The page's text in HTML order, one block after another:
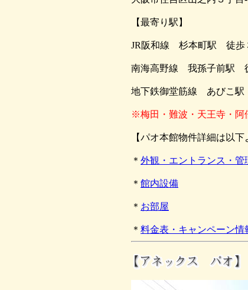
【最寄り駅】
JR阪和線 杉本町駅 徒歩
南海高野線 我孫子前駅
地下鉄御堂筋線 あびこ
※梅田・難波・天王寺・阿
【パオ本館物件詳細は以下
＊ 外観・エントランス・管
＊ 館内設備
＊ お部屋
＊ 料金表・キャンペーン情